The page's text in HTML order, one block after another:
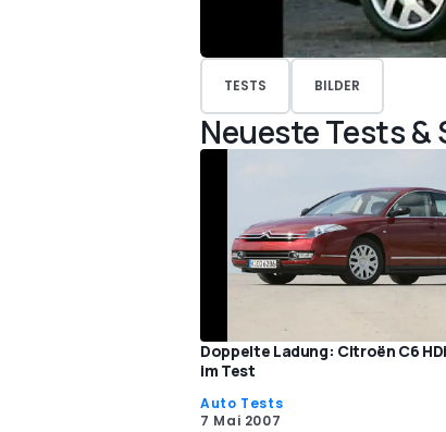
TESTS BILDER
Neueste Tests &
Doppelte Ladung: Citroën C6
im Test
Auto Tests
7 Mai 2007